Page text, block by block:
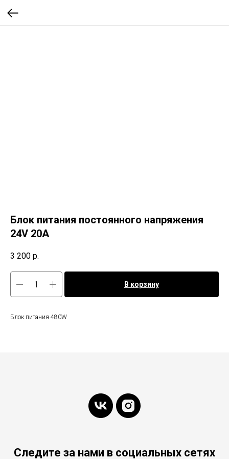
Блок питания постоянного напряжения
24V 20A
3 200 р.
В корзину
Блок питания 480W
Следите за нами в социальных сетях